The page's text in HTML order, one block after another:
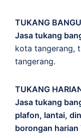
TUKANG
Jasa tukang
kota tangerang,
tangerang.
TUKANG
Jasa tukang
plafon, lantai,
borongan harian